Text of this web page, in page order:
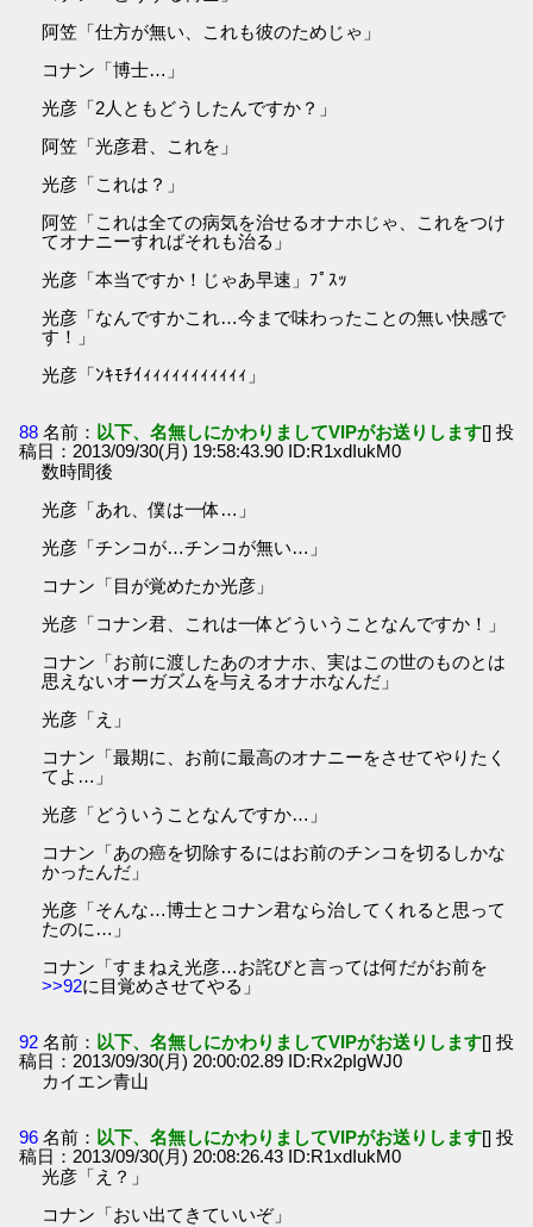
阿笠「仕方が無い、これも彼のためじゃ」
コナン「博士…」
光彦「2人ともどうしたんですか？」
阿笠「光彦君、これを」
光彦「これは？」
阿笠「これは全ての病気を治せるオナホじゃ、これをつけ
てオナニーすればそれも治る」
光彦「本当ですか！じゃあ早速」ﾌﾟｽｯ
光彦「なんですかこれ…今まで味わったことの無い快感で
す！」
光彦「ﾝｷﾓﾁｲｨｨｨｨｨｨｨｨｨｨｨ」
88 名前： 以下、名無しにかわりましてVIPがお送りします[] 投
稿日：2013/09/30(月) 19:58:43.90 ID:R1xdIukM0
数時間後
光彦「あれ、僕は一体…」
光彦「チンコが…チンコが無い…」
コナン「目が覚めたか光彦」
光彦「コナン君、これは一体どういうことなんですか！」
コナン「お前に渡したあのオナホ、実はこの世のものとは
思えないオーガズムを与えるオナホなんだ」
光彦「え」
コナン「最期に、お前に最高のオナニーをさせてやりたく
てよ…」
光彦「どういうことなんですか…」
コナン「あの癌を切除するにはお前のチンコを切るしかな
かったんだ」
光彦「そんな…博士とコナン君なら治してくれると思って
たのに…」
コナン「すまねえ光彦…お詫びと言っては何だがお前を
>>92に目覚めさせてやる」
92 名前： 以下、名無しにかわりましてVIPがお送りします[] 投
稿日：2013/09/30(月) 20:00:02.89 ID:Rx2pIgWJ0
カイエン青山
96 名前： 以下、名無しにかわりましてVIPがお送りします[] 投
稿日：2013/09/30(月) 20:08:26.43 ID:R1xdIukM0
光彦「え？」
コナン「おい出てきていいぞ」